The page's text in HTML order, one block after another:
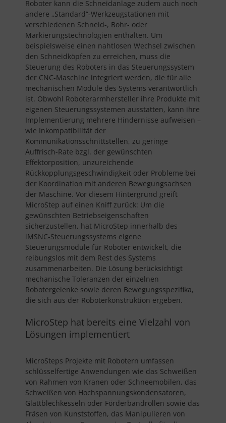
Roboter kann die Schneidanlage zudem auch noch
andere „Standard“-Werkzeugstationen mit
verschiedenen Schneid-, Bohr- oder
Markierungstechnologien enthalten. Um
beispielsweise einen nahtlosen Wechsel zwischen
den Schneidköpfen zu erreichen, muss die
Steuerung des Roboters in das Steuerungssystem
der CNC-Maschine integriert werden, die für alle
mechanischen Module des Systems verantwortlich
ist. Obwohl Roboterarmhersteller ihre Produkte mit
eigenen Steuerungssystemen ausstatten, kann ihre
Implementierung mehrere Hindernisse aufweisen –
wie Inkompatibilität der
Kommunikationsschnittstellen, zu geringe
Auffrisch-Rate bzgl. der gewünschten
Effektorposition, unzureichende
Rückkopplungsgeschwindigkeit oder Probleme bei
der Koordination mit anderen Bewegungsachsen
der Maschine. Vor diesem Hintergrund greift
MicroStep auf einen Kniff zurück: Um die
gewünschten Betriebseigenschaften
sicherzustellen, hat MicroStep innerhalb des
iMSNC-Steuerungssystems eigene
Steuerungsmodule für Roboter entwickelt, die
reibungslos mit dem Rest des Systems
zusammenarbeiten. Die Lösung berücksichtigt
mechanische Toleranzen der einzelnen
Robotergelenke sowie deren Bewegungsspezifika,
die sich aus der Roboterkonstruktion ergeben.
MicroStep hat bereits eine Vielzahl von
Lösungen implementiert
MicroSteps Projekte mit Robotern umfassen
schlüsselfertige Anwendungen wie das Schweißen
von Rahmen von Kranen oder Schneemobilen, das
Schweißen von Hochspannungskondensatoren,
Glattblechkesseln oder Förderbandrollen sowie das
Fräsen von Kunststoffen, das Manipulieren von